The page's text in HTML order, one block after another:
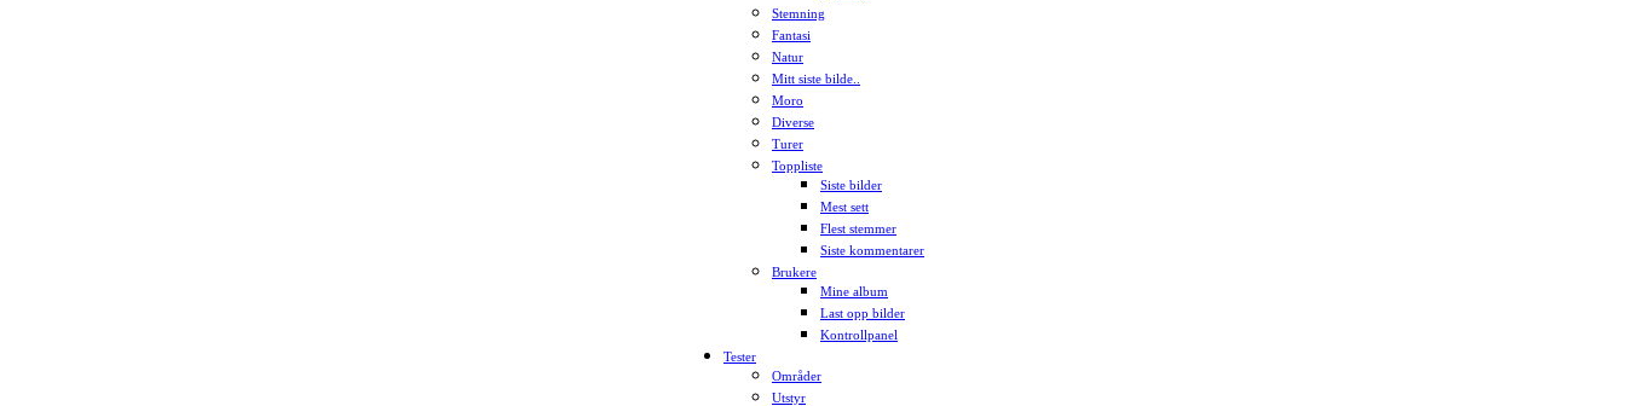
Stemning
Fantasi
Natur
Mitt siste bilde..
Moro
Diverse
Turer
Toppliste
Siste bilder
Mest sett
Flest stemmer
Siste kommentarer
Brukere
Mine album
Last opp bilder
Kontrollpanel
Tester
Områder
Utstyr